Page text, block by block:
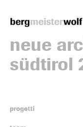
neue
südtirol
progetti